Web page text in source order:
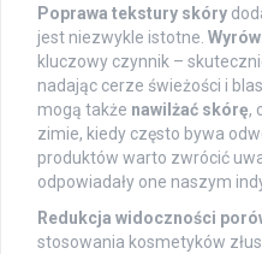
Poprawa tekstury skóry
jest niezwykle istotne.
kluczowy czynnik –
nadając cerze świeżości i
mogą także nawilżać skórę,
zimie, kiedy często bywa
produktów warto zwrócić
odpowiadały one naszym
Redukcja widoczności
stosowania kosmetyków